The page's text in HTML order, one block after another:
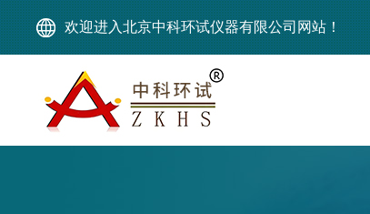
欢迎进入北京中科环试仪器有限公司网站！